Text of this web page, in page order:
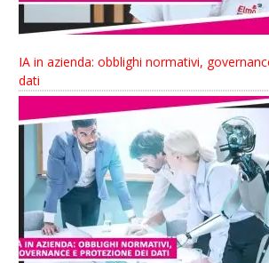
IA in azienda: obblighi normativi,
dati